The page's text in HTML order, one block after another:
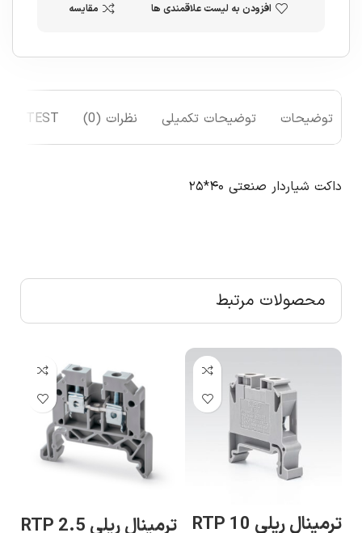
افزودن به لیست علاقمندی ها مقایسه
توضیحات توضیحات تکمیلی نظرات (0) TEST
داکت شیاردار صنعتی ۴۰*۲۵
محصولات مرتبط
ترمینال ریلی RTP 10
ترمینال ریلی RTP 2.5